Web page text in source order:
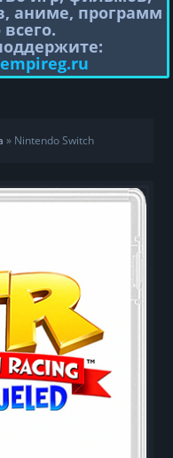
аниме, программ
» Nintendo Switch